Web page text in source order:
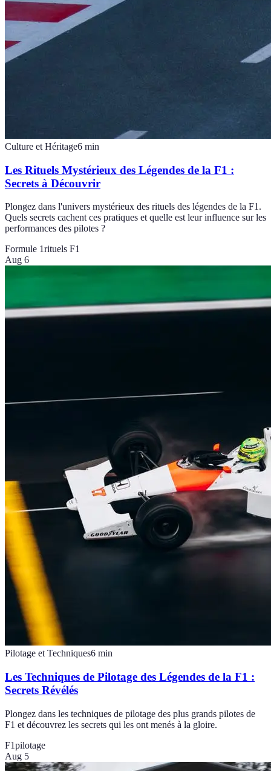
Culture et Héritage6 min
Les Rituels Mystérieux des Légendes de la F1 :
Secrets à Découvrir
Plongez dans l'univers mystérieux des rituels des légendes de la F1.
Quels secrets cachent ces pratiques et quelle est leur influence sur les
performances des pilotes ?
Formule 1rituels F1
Aug 6
Pilotage et Techniques6 min
Les Techniques de Pilotage des Légendes de la F1 :
Secrets Révélés
Plongez dans les techniques de pilotage des plus grands pilotes de
F1 et découvrez les secrets qui les ont menés à la gloire.
F1pilotage
Aug 5